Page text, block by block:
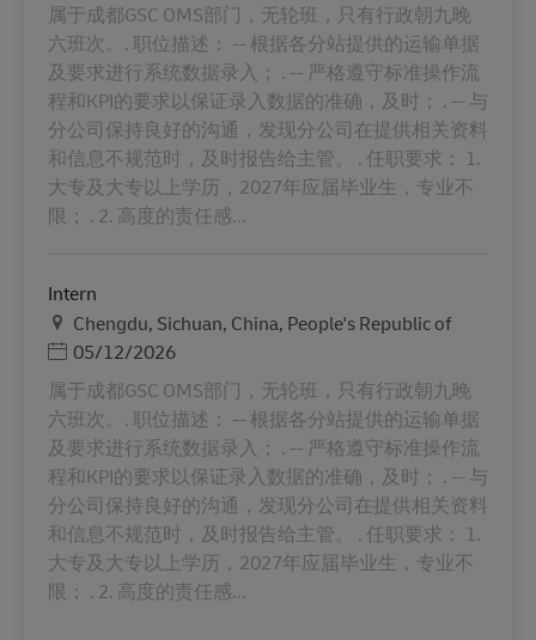
属于成都GSC OMS部门，无轮班，只有行政朝九晚
六班次。. 职位描述： -- 根据各分站提供的运输单据
及要求进行系统数据录入； . -- 严格遵守标准操作流
程和KPI的要求以保证录入数据的准确，及时； . -- 与
分公司保持良好的沟通，发现分公司在提供相关资料
和信息不规范时，及时报告给主管。 . 任职要求： 1.
大专及大专以上学历，2027年应届毕业生，专业不
限； . 2. 高度的责任感...
Intern
Helyszín
Chengdu, Sichuan, China, People's Republic of
Posted Date
05/12/2026
属于成都GSC OMS部门，无轮班，只有行政朝九晚
六班次。. 职位描述： -- 根据各分站提供的运输单据
及要求进行系统数据录入； . -- 严格遵守标准操作流
程和KPI的要求以保证录入数据的准确，及时； . -- 与
分公司保持良好的沟通，发现分公司在提供相关资料
和信息不规范时，及时报告给主管。 . 任职要求： 1.
大专及大专以上学历，2027年应届毕业生，专业不
限； . 2. 高度的责任感...